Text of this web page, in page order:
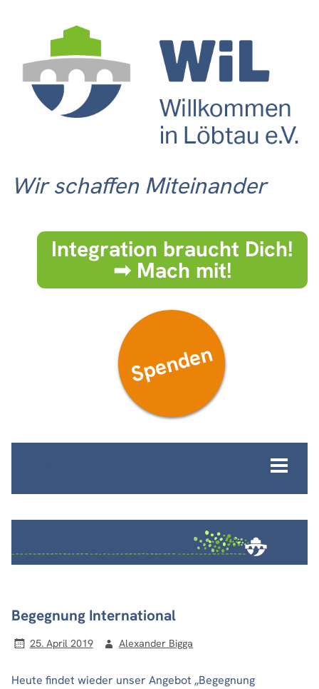
Wir schaffen Miteinander
Integration braucht Dich!
➟ Mach mit!
Spenden
Begegnung International
25. April 2019 Alexander Bigga
Heute findet wieder unser Angebot „Begegnung